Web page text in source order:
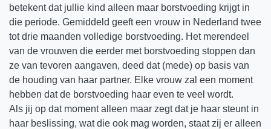
betekent dat jullie kind alleen maar borstvoeding krijgt in
die periode. Gemiddeld geeft een vrouw in Nederland twee
tot drie maanden volledige borstvoeding. Het merendeel
van de vrouwen die eerder met borstvoeding stoppen dan
ze van tevoren aangaven, deed dat (mede) op basis van
de houding van haar partner. Elke vrouw zal een moment
hebben dat de borstvoeding haar even te veel wordt.
Als jij op dat moment alleen maar zegt dat je haar steunt in
haar beslissing, wat die ook mag worden, staat zij er alleen